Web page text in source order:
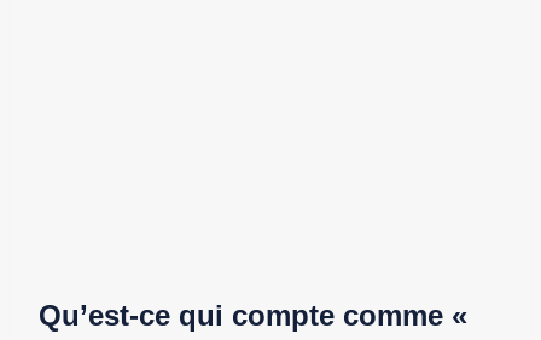
Qu’est-ce qui compte comme «